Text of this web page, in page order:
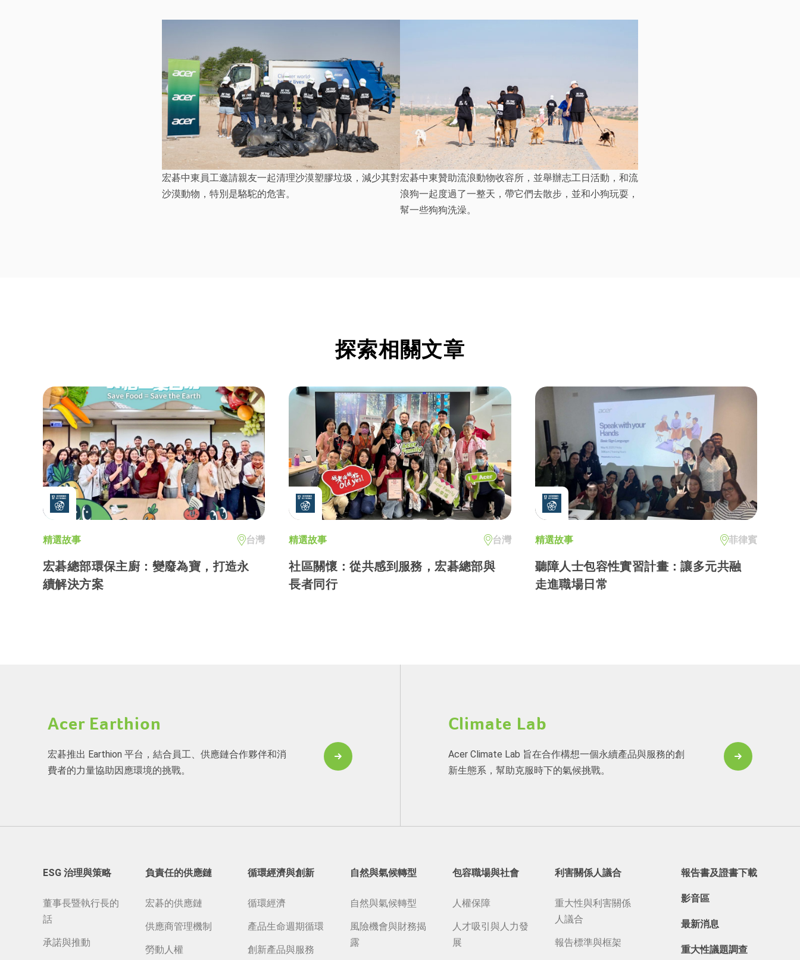
宏碁中東員工邀請親友一起清理沙漠塑膠垃圾，減少其對
沙漠動物，特別是駱駝的危害。
宏碁中東贊助流浪動物收容所，並舉辦志工日活動，和流
浪狗一起度過了一整天，帶它們去散步，並和小狗玩耍，
幫一些狗狗洗澡。
探索相關文章
精選故事 台灣
宏碁總部環保主廚：變廢為寶，打造永
續解決方案
精選故事 台灣
社區關懷：從共感到服務，宏碁總部與
長者同行
精選故事 菲律賓
聽障人士包容性實習計畫：讓多元共融
走進職場日常
Acer Earthion
宏碁推出 Earthion 平台，結合員工、供應鏈合作夥伴和消
費者的力量協助因應環境的挑戰。
Climate Lab
Acer Climate Lab 旨在合作構想一個永續產品與服務的創
新生態系，幫助克服時下的氣候挑戰。
ESG 治理與策略
董事長暨執行長的
話
承諾與推動
負責任的供應鏈
宏碁的供應鏈
供應商管理機制
勞動人權
循環經濟與創新
循環經濟
產品生命週期循環
創新產品與服務
自然與氣候轉型
自然與氣候轉型
風險機會與財務揭
露
包容職場與社會
人權保障
人才吸引與人力發
展
利害關係人議合
重大性與利害關係
人議合
報告標準與框架
報告書及證書下載
影音區
最新消息
重大性議題調查